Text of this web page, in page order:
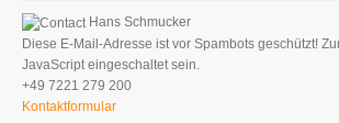
Hans Schmucker
Diese E-Mail-Adresse ist vor Spambots geschützt!
JavaScript eingeschaltet sein.
+49 7221 279 200
Kontaktformular